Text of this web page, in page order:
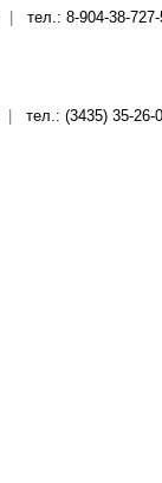
тел.: 8-904-38-727-
тел.: (3435) 35-26-